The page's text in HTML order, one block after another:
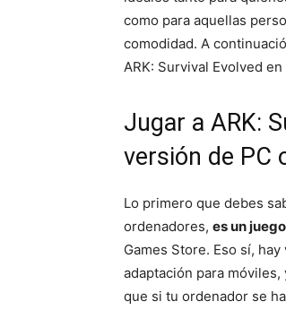
como para aquellas
comodidad. A
ARK: Survival Evolved
Jugar a ARK:
versión de PC
Lo primero que debes
ordenadores, es un
Games Store. Eso sí,
adaptación para
que si tu ordenador se